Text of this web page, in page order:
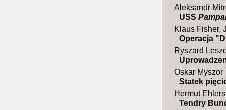
Aleksandr
USS
Klaus Fisher,
Operacja
Ryszard
Oskar Myszor
Statek
Hermut Ehlers
Tendry